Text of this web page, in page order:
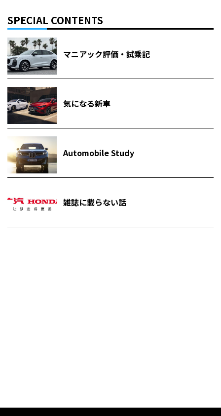
SPECIAL CONTENTS
マニアック評価・試乗記
気になる新車
Automobile Study
雑誌に載らない話